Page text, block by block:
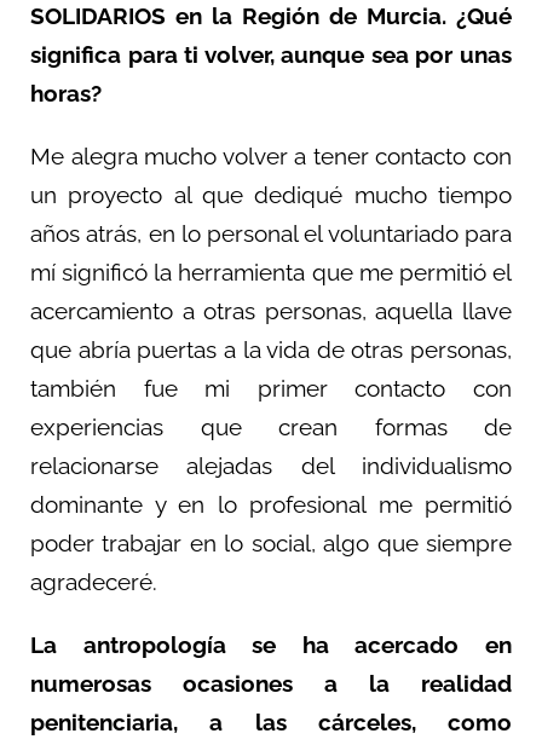
SOLIDARIOS en la Región de Murcia. ¿Qué
significa para ti volver, aunque sea por unas
horas?
Me alegra mucho volver a tener contacto con
un proyecto al que dediqué mucho tiempo
años atrás, en lo personal el voluntariado para
mí significó la herramienta que me permitió el
acercamiento a otras personas, aquella llave
que abría puertas a la vida de otras personas,
también fue mi primer contacto con
experiencias que crean formas de
relacionarse alejadas del individualismo
dominante y en lo profesional me permitió
poder trabajar en lo social, algo que siempre
agradeceré.
La antropología se ha acercado en
numerosas ocasiones a la realidad
penitenciaria, a las cárceles, como